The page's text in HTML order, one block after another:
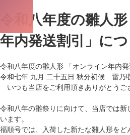
令和八年度の雛人
年内発送割引」に
令和八年度の雛人形 「オンライン年内
令和七年 九月 二十五日 秋分初候 雷乃
いつも当店をご利用頂きありがとうご
令和八年の雛祭りに向けて、当店では
います。
福順号では、入荷した新たな雛人形を